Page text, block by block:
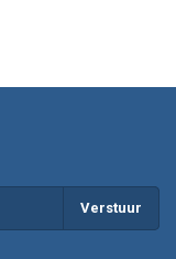
Verstuur